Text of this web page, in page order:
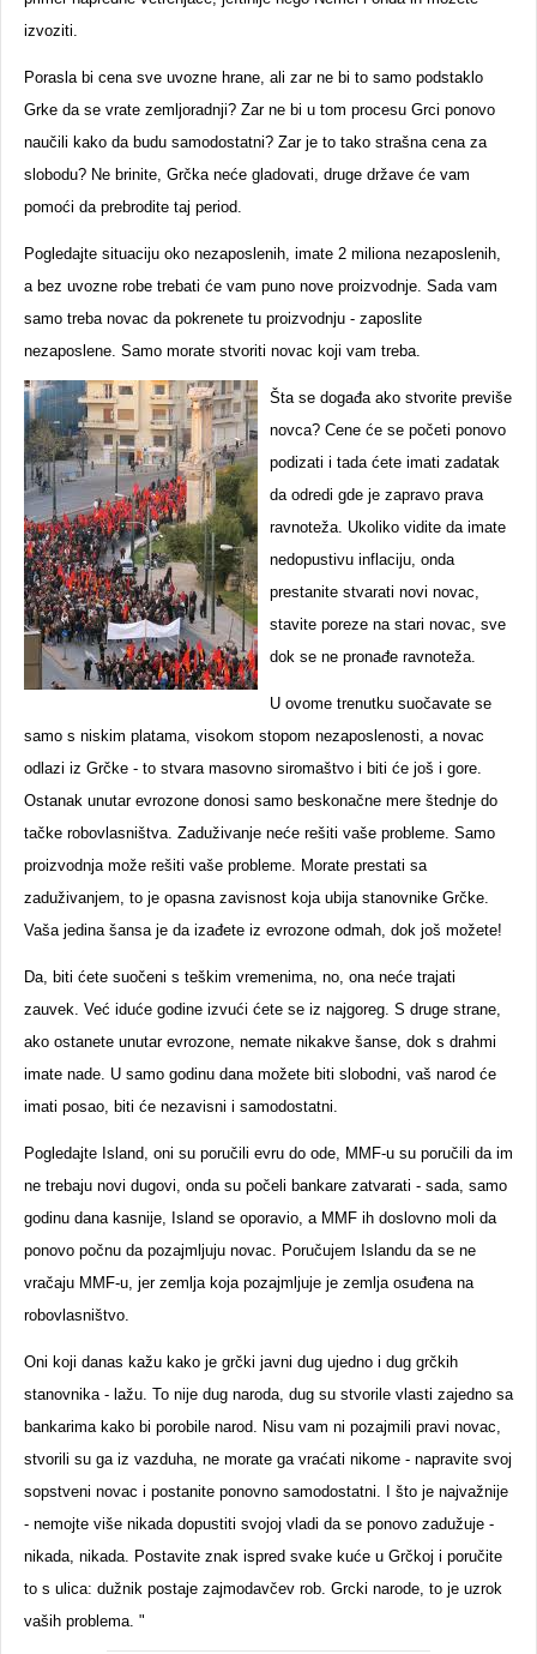
izvoziti.
Porasla bi cena sve uvozne hrane, ali zar ne bi to samo podstaklo
Grke da se vrate zemljoradnji? Zar ne bi u tom procesu Grci ponovo
naučili kako da budu samodostatni? Zar je to tako strašna cena za
slobodu? Ne brinite, Grčka neće gladovati, druge države će vam
pomoći da prebrodite taj period.
Pogledajte situaciju oko nezaposlenih, imate 2 miliona nezaposlenih,
a bez uvozne robe trebati će vam puno nove proizvodnje. Sada vam
samo treba novac da pokrenete tu proizvodnju - zaposlite
nezaposlene. Samo morate stvoriti novac koji vam treba.
Šta se događa ako stvorite previše
novca? Cene će se početi ponovo
podizati i tada ćete imati zadatak
da odredi gde je zapravo prava
ravnoteža. Ukoliko vidite da imate
nedopustivu inflaciju, onda
prestanite stvarati novi novac,
stavite poreze na stari novac, sve
dok se ne pronađe ravnoteža.
U ovome trenutku suočavate se
samo s niskim platama, visokom stopom nezaposlenosti, a novac
odlazi iz Grčke - to stvara masovno siromaštvo i biti će još i gore.
Ostanak unutar evrozone donosi samo beskonačne mere štednje do
tačke robovlasništva. Zaduživanje neće rešiti vaše probleme. Samo
proizvodnja može rešiti vaše probleme. Morate prestati sa
zaduživanjem, to je opasna zavisnost koja ubija stanovnike Grčke.
Vaša jedina šansa je da izađete iz evrozone odmah, dok još možete!
Da, biti ćete suočeni s teškim vremenima, no, ona neće trajati
zauvek. Već iduće godine izvući ćete se iz najgoreg. S druge strane,
ako ostanete unutar evrozone, nemate nikakve šanse, dok s drahmi
imate nade. U samo godinu dana možete biti slobodni, vaš narod će
imati posao, biti će nezavisni i samodostatni.
Pogledajte Island, oni su poručili evru do ode, MMF-u su poručili da im
ne trebaju novi dugovi, onda su počeli bankare zatvarati - sada, samo
godinu dana kasnije, Island se oporavio, a MMF ih doslovno moli da
ponovo počnu da pozajmljuju novac. Poručujem Islandu da se ne
vračaju MMF-u, jer zemlja koja pozajmljuje je zemlja osuđena na
robovlasništvo.
Oni koji danas kažu kako je grčki javni dug ujedno i dug grčkih
stanovnika - lažu. To nije dug naroda, dug su stvorile vlasti zajedno sa
bankarima kako bi porobile narod. Nisu vam ni pozajmili pravi novac,
stvorili su ga iz vazduha, ne morate ga vraćati nikome - napravite svoj
sopstveni novac i postanite ponovno samodostatni. I što je najvažnije
- nemojte više nikada dopustiti svojoj vladi da se ponovo zadužuje -
nikada, nikada. Postavite znak ispred svake kuće u Grčkoj i poručite
to s ulica: dužnik postaje zajmodavčev rob. Grcki narode, to je uzrok
vaših problema. "